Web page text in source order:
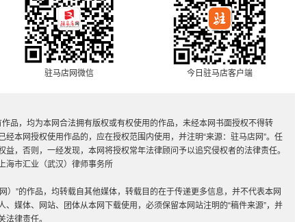
驻马店网微信 今日驻马店客户端
作品，均为本网合法拥有版权或有权使用的作品，未经本网书面授权不得转
本网授权使用作品的，应在授权范围内使用，并注明“来源：驻马店网”。任
，否则，一经发现，本网将授权常年法律顾问予以追究侵权者的法律责任。
海市汇业（武汉）律师事务所
）”的作品，均转载自其他媒体，转载目的在于传递更多信息，并不代表本网
媒体、网站、团体从本网下载使用，必须保留本网站注明的“稿件来源”，并
法律责任。